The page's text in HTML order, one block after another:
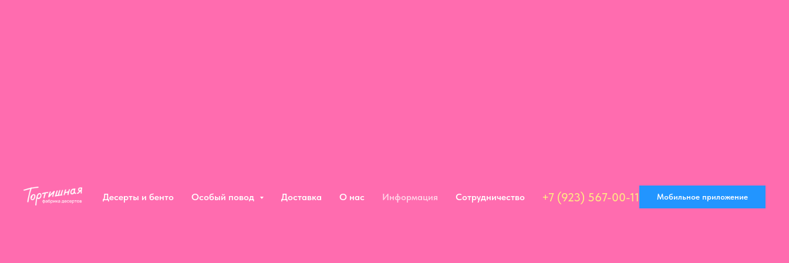
Десерты и бенто Особый повод Доставка О нас Информация Сотрудничество +7 (923) 567-00-11 Мобильное приложение